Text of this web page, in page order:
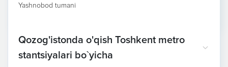
Yashnobod tumani
Qozog'istonda o'qish Toshkent metro
stantsiyalari bo`yicha